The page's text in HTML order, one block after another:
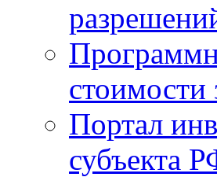
стоимости
Портал
субъекта